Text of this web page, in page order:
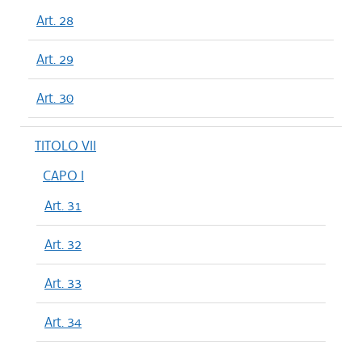
Art. 28
Art. 29
Art. 30
TITOLO VII
CAPO I
Art. 31
Art. 32
Art. 33
Art. 34